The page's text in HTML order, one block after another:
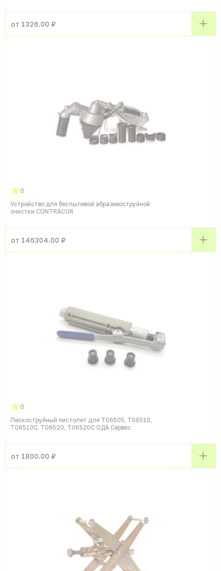
от 1326.00 ₽
0
Устройство для беспылевой абразивоструйной
очистки CONTRACOR
от 146304.00 ₽
0
Пескоструйный пистолет для T06505, T06510,
T06510C, T06520, T06520C ОДА Сервис
от 1800.00 ₽